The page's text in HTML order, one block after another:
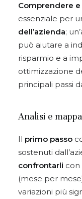
Comprendere
essenziale per
dell’azienda;
può aiutare a
risparmio e a
ottimizzazione
principali passi
Analisi e
Il primo passo
sostenuti
confrontarli con
(mese per
variazioni più